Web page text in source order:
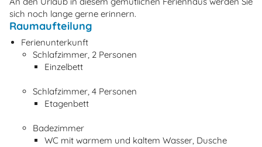
sich noch lange gerne erinnern.
Raumaufteilung
Ferienunterkunft
Schlafzimmer, 2 Personen
Einzelbett
Schlafzimmer, 4 Personen
Etagenbett
Badezimmer
WC mit warmem und kaltem Wasser, Dusche